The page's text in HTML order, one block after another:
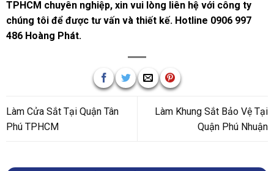
TPHCM chuyên nghiệp, xin vui lòng liên hệ với công ty
chúng tôi để được tư vấn và thiết kế. Hotline 0906 997
486 Hoàng Phát.
Làm Cửa Sắt Tại Quận Tân
Phú TPHCM
Làm Khung Sắt Bảo Vệ Tại
Quận Phú Nhuận